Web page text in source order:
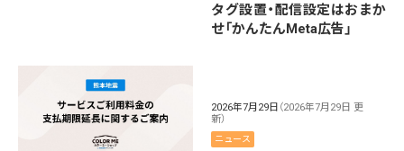
タグ設置・配信設定はおまか
せ「かんたんMeta広告」
2026年7月29日 （2026年7月29日 更
新）
ニュース